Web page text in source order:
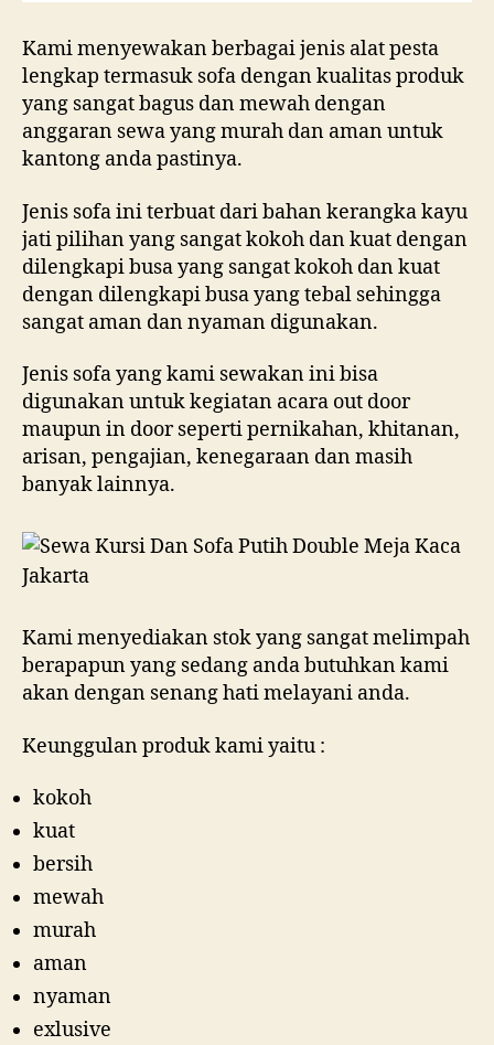
Kami menyewakan berbagai jenis alat pesta
lengkap termasuk sofa dengan kualitas produk
yang sangat bagus dan mewah dengan
anggaran sewa yang murah dan aman untuk
kantong anda pastinya.
Jenis sofa ini terbuat dari bahan kerangka kayu
jati pilihan yang sangat kokoh dan kuat dengan
dilengkapi busa yang sangat kokoh dan kuat
dengan dilengkapi busa yang tebal sehingga
sangat aman dan nyaman digunakan.
Jenis sofa yang kami sewakan ini bisa
digunakan untuk kegiatan acara out door
maupun in door seperti pernikahan, khitanan,
arisan, pengajian, kenegaraan dan masih
banyak lainnya.
Kami menyediakan stok yang sangat melimpah
berapapun yang sedang anda butuhkan kami
akan dengan senang hati melayani anda.
Keunggulan produk kami yaitu :
kokoh
kuat
bersih
mewah
murah
aman
nyaman
exlusive